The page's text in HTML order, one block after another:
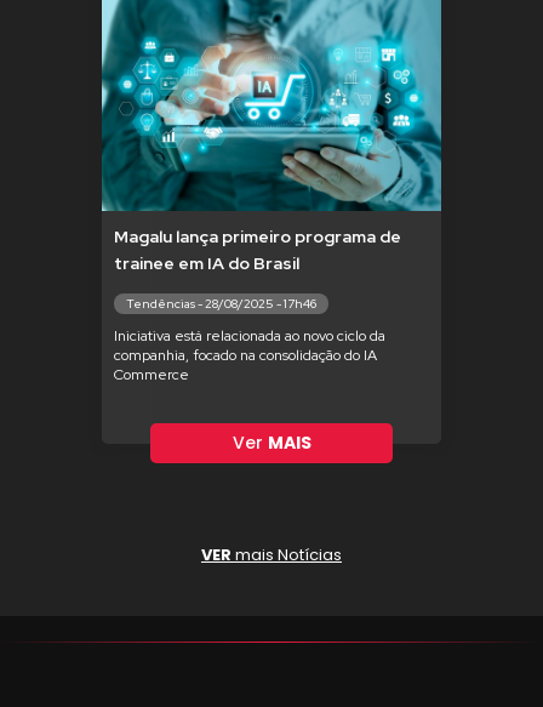
Magalu lança primeiro programa de
trainee em IA do Brasil
Tendências - 28/08/2025 - 17h46
Iniciativa está relacionada ao novo ciclo da
companhia, focado na consolidação do IA
Commerce
Ver MAIS
VER mais Notícias